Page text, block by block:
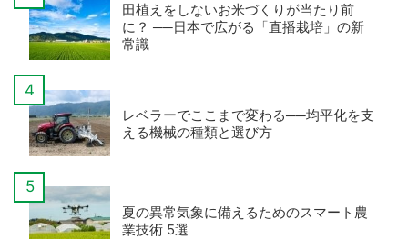
田植えをしないお米づくりが当たり前
に？ ──日本で広がる「直播栽培」の新
常識
レベラーでここまで変わる──均平化を支
える機械の種類と選び方
夏の異常気象に備えるためのスマート農
業技術 5選